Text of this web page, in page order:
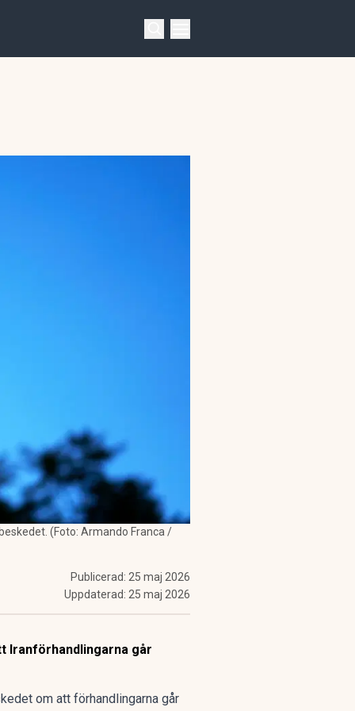
(Foto: Armando Franca /
Publicerad: 25 maj 2026
Uppdaterad: 25 maj 2026
Iranförhandlingarna går
om att förhandlingarna går